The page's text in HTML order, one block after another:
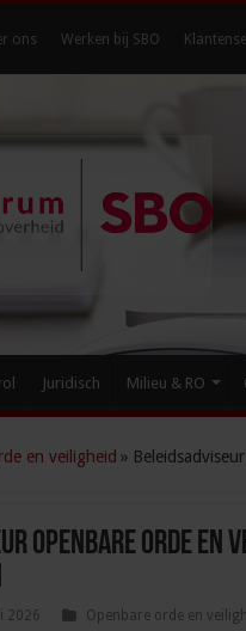
ons Werken bij SBO
Juridisch Milieu & RO
en veiligheid »
openbare orde en
2026 Openbare orde en